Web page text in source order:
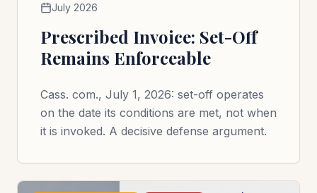
July 2026
Prescribed Invoice: Set-Off
Remains Enforceable
Cass. com., July 1, 2026: set-off operates
on the date its conditions are met, not when
it is invoked. A decisive defense argument.